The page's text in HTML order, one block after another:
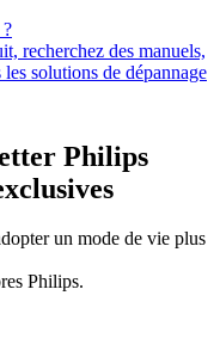
recherchez des manuels,
solutions de dépannage
Philips
un mode de vie plus
Philips.